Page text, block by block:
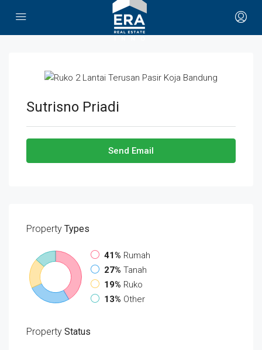
Sutrisno Priadi
Send Email
Property Types
41% Rumah
27% Tanah
19% Ruko
13% Other
Property Status